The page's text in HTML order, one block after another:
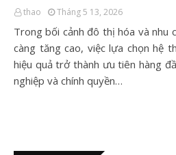
thao Tháng 5 13, 2026
Trong bối cảnh đô thị hóa và nhu
càng tăng cao, việc lựa chọn hệ
hiệu quả trở thành ưu tiên hàng
nghiệp và chính quyền…